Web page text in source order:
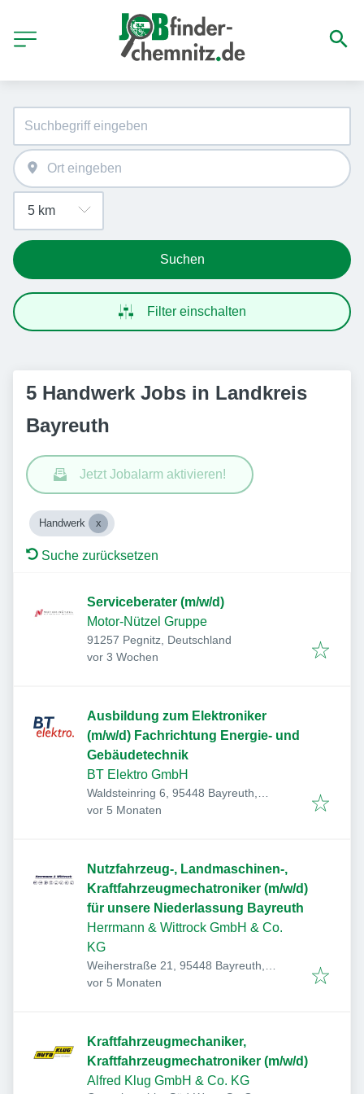
Suchen
Filter einschalten
5 Handwerk Jobs in Landkreis
Bayreuth
Jetzt Jobalarm aktivieren!
Handwerk
Suche zurücksetzen
Serviceberater (m/w/d)
Motor-Nützel Gruppe
91257 Pegnitz, Deutschland
Veröffentlicht:
vor 3 Wochen
Ausbildung zum Elektroniker
(m/w/d) Fachrichtung Energie- und
Gebäudetechnik
BT Elektro GmbH
Waldsteinring 6, 95448 Bayreuth,
Deutschland
Veröffentlicht:
vor 5 Monaten
Nutzfahrzeug-, Landmaschinen-,
Kraftfahrzeugmechatroniker (m/w/d)
für unsere Niederlassung Bayreuth
Herrmann & Wittrock GmbH & Co.
KG
Weiherstraße 21, 95448 Bayreuth,
Deutschland
Veröffentlicht:
vor 5 Monaten
Kraftfahrzeugmechaniker,
Kraftfahrzeugmechatroniker (m/w/d)
Alfred Klug GmbH & Co. KG